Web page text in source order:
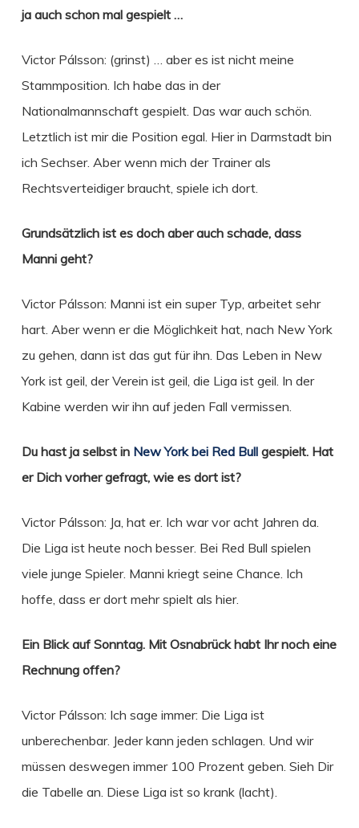
ja auch schon mal gespielt …
Victor Pálsson: (grinst) … aber es ist nicht meine
Stammposition. Ich habe das in der
Nationalmannschaft gespielt. Das war auch schön.
Letztlich ist mir die Position egal. Hier in Darmstadt bin
ich Sechser. Aber wenn mich der Trainer als
Rechtsverteidiger braucht, spiele ich dort.
Grundsätzlich ist es doch aber auch schade, dass
Manni geht?
Victor Pálsson: Manni ist ein super Typ, arbeitet sehr
hart. Aber wenn er die Möglichkeit hat, nach New York
zu gehen, dann ist das gut für ihn. Das Leben in New
York ist geil, der Verein ist geil, die Liga ist geil. In der
Kabine werden wir ihn auf jeden Fall vermissen.
Du hast ja selbst in New York bei Red Bullgespielt. Hat
er Dich vorher gefragt, wie es dort ist?
Victor Pálsson: Ja, hat er. Ich war vor acht Jahren da.
Die Liga ist heute noch besser. Bei Red Bull spielen
viele junge Spieler. Manni kriegt seine Chance. Ich
hoffe, dass er dort mehr spielt als hier.
Ein Blick auf Sonntag. Mit Osnabrück habt Ihr noch eine
Rechnung offen?
Victor Pálsson: Ich sage immer: Die Liga ist
unberechenbar. Jeder kann jeden schlagen. Und wir
müssen deswegen immer 100 Prozent geben. Sieh Dir
die Tabelle an. Diese Liga ist so krank (lacht).